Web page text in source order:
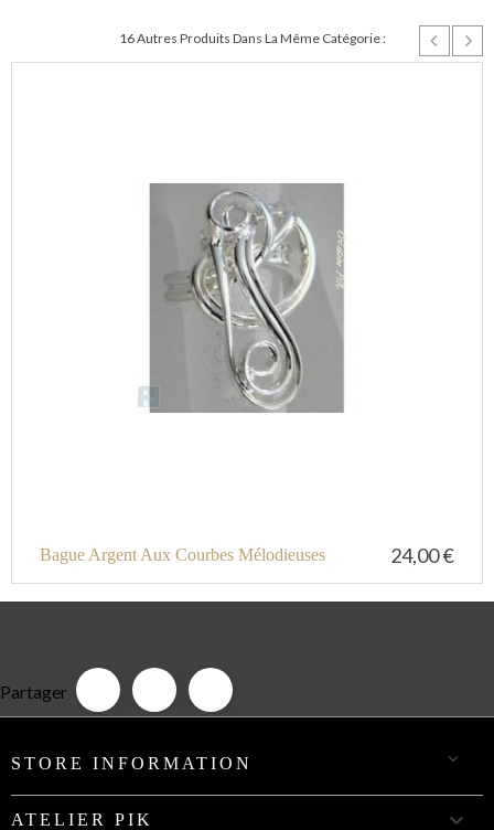
16 Autres Produits Dans La Même Catégorie :
Bague Argent Aux Courbes Mélodieuses 24,00 €
Partager
STORE INFORMATION 
ATELIER PIK 